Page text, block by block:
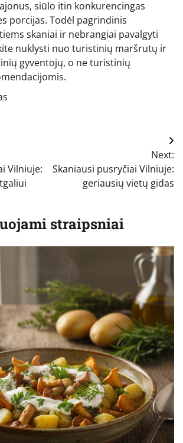
siūlo itin konkurencingas
porcijas. Todėl pagrindinis
skaniai ir nebrangiai pavalgyti
nuklysti nuo turistinių maršrutų ir
gyventojų, o ne turistinių
Vilniuje:
Next:
Skaniausi pusryčiai Vilniuje:
geriausių vietų gidas
straipsniai